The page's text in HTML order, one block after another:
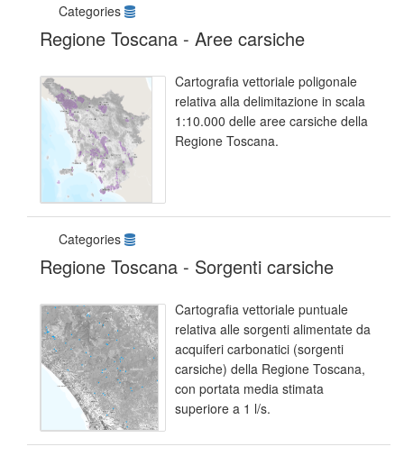
Categories
Regione Toscana - Aree carsiche
Cartografia vettoriale poligonale
relativa alla delimitazione in scala
1:10.000 delle aree carsiche della
Regione Toscana.
Categories
Regione Toscana - Sorgenti carsiche
Cartografia vettoriale puntuale
relativa alle sorgenti alimentate da
acquiferi carbonatici (sorgenti
carsiche) della Regione Toscana,
con portata media stimata
superiore a 1 l/s.